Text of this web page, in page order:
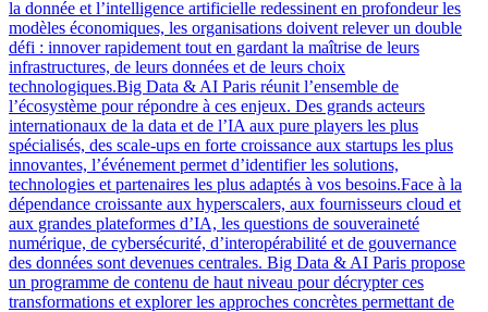
la donnée et l’intelligence artificielle redessinent en profondeur les
modèles économiques, les organisations doivent relever un double
défi : innover rapidement tout en gardant la maîtrise de leurs
infrastructures, de leurs données et de leurs choix
technologiques.Big Data & AI Paris réunit l’ensemble de
l’écosystème pour répondre à ces enjeux. Des grands acteurs
internationaux de la data et de l’IA aux pure players les plus
spécialisés, des scale-ups en forte croissance aux startups les plus
innovantes, l’événement permet d’identifier les solutions,
technologies et partenaires les plus adaptés à vos besoins.Face à la
dépendance croissante aux hyperscalers, aux fournisseurs cloud et
aux grandes plateformes d’IA, les questions de souveraineté
numérique, de cybersécurité, d’interopérabilité et de gouvernance
des données sont devenues centrales. Big Data & AI Paris propose
un programme de contenu de haut niveau pour décrypter ces
transformations et explorer les approches concrètes permettant de